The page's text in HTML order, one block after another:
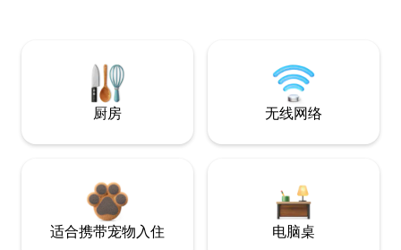
厨房 无线网络
适合携带宠物入住 电脑桌